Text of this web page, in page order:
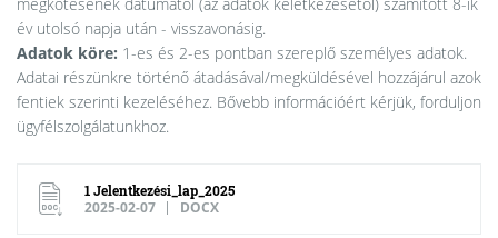
év utolsó napja után - visszavonásig.
Adatok köre: 1-es és 2-es pontban szereplő személyes adatok.
Adatai részünkre történő átadásával/megküldésével hozzájárul azok
fentiek szerinti kezeléséhez. Bővebb információért kérjük, forduljon
ügyfélszolgálatunkhoz.
1 Jelentkezési_lap_2025
2025-02-07 DOCX